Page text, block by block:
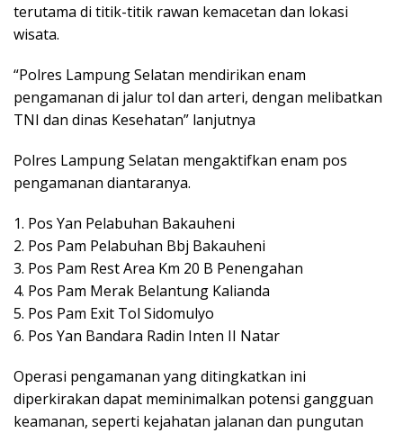
terutama di titik-titik rawan kemacetan dan lokasi
wisata.
“Polres Lampung Selatan mendirikan enam
pengamanan di jalur tol dan arteri, dengan melibatkan
TNI dan dinas Kesehatan” lanjutnya
Polres Lampung Selatan mengaktifkan enam pos
pengamanan diantaranya.
1. Pos Yan Pelabuhan Bakauheni
2. Pos Pam Pelabuhan Bbj Bakauheni
3. Pos Pam Rest Area Km 20 B Penengahan
4. Pos Pam Merak Belantung Kalianda
5. Pos Pam Exit Tol Sidomulyo
6. Pos Yan Bandara Radin Inten II Natar
Operasi pengamanan yang ditingkatkan ini
diperkirakan dapat meminimalkan potensi gangguan
keamanan, seperti kejahatan jalanan dan pungutan